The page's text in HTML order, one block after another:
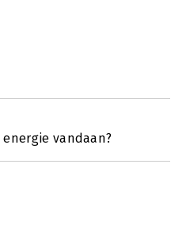
vandaan?